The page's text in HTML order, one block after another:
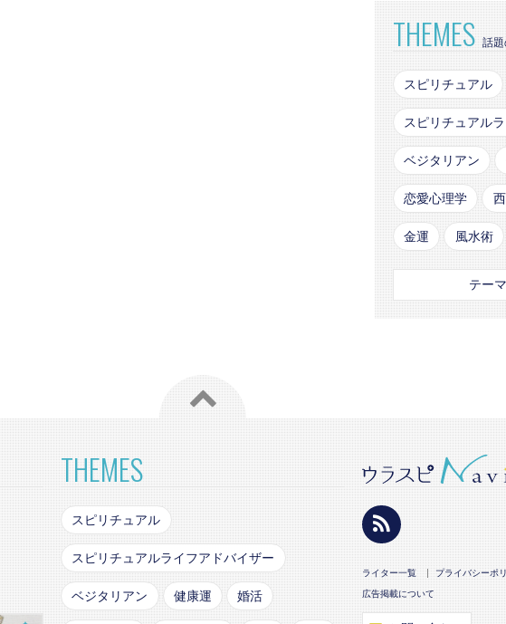
THEMES 話
スピリチュアル
スピリチュアル
ベジタリアン
恋愛心理学
金運 風水術
テー
THEMES
スピリチュアル
スピリチュアルライフアドバイザー
ベジタリアン 健康運 婚活
ライター一覧 プライバシーポ
広告掲載について